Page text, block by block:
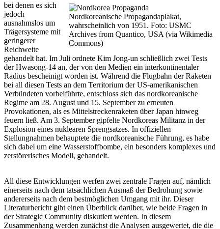
Nordkoreanische Propagandaplakat,
wahrscheinlich von 1951. Foto: USMC
Archives from Quantico, USA (via Wikimedia
Commons)
bei denen es sich
jedoch
ausnahmslos um
Trägersysteme mit
geringerer
Reichweite
gehandelt hat. Im Juli ordnete Kim Jong-un schließlich zwei Tests
der Hwasong-14 an, der von den Medien ein interkontinentaler
Radius bescheinigt worden ist. Während die Flugbahn der Raketen
bei all diesen Tests an dem Territorium der US-amerikanischen
Verbündeten vorbeiführte, entschloss sich das nordkoreanische
Regime am 28. August und 15. September zu erneuten
Provokationen, als es Mittelstreckenraketen über Japan hinweg
feuern ließ. Am 3. September gipfelte Nordkoreas Militanz in der
Explosion eines nuklearen Sprengsatzes. In offiziellen
Stellungnahmen behauptete die nordkoreanische Führung, es habe
sich dabei um eine Wasserstoffbombe, ein besonders komplexes und
zerstörerisches Modell, gehandelt.
All diese Entwicklungen werfen zwei zentrale Fragen auf, nämlich
einerseits nach dem tatsächlichen Ausmaß der Bedrohung sowie
andererseits nach dem bestmöglichen Umgang mit ihr. Dieser
Literaturbericht gibt einen Überblick darüber, wie beide Fragen in
der Strategic Community diskutiert werden. In diesem
Zusammenhang werden zunächst die Analysen ausgewertet, die die